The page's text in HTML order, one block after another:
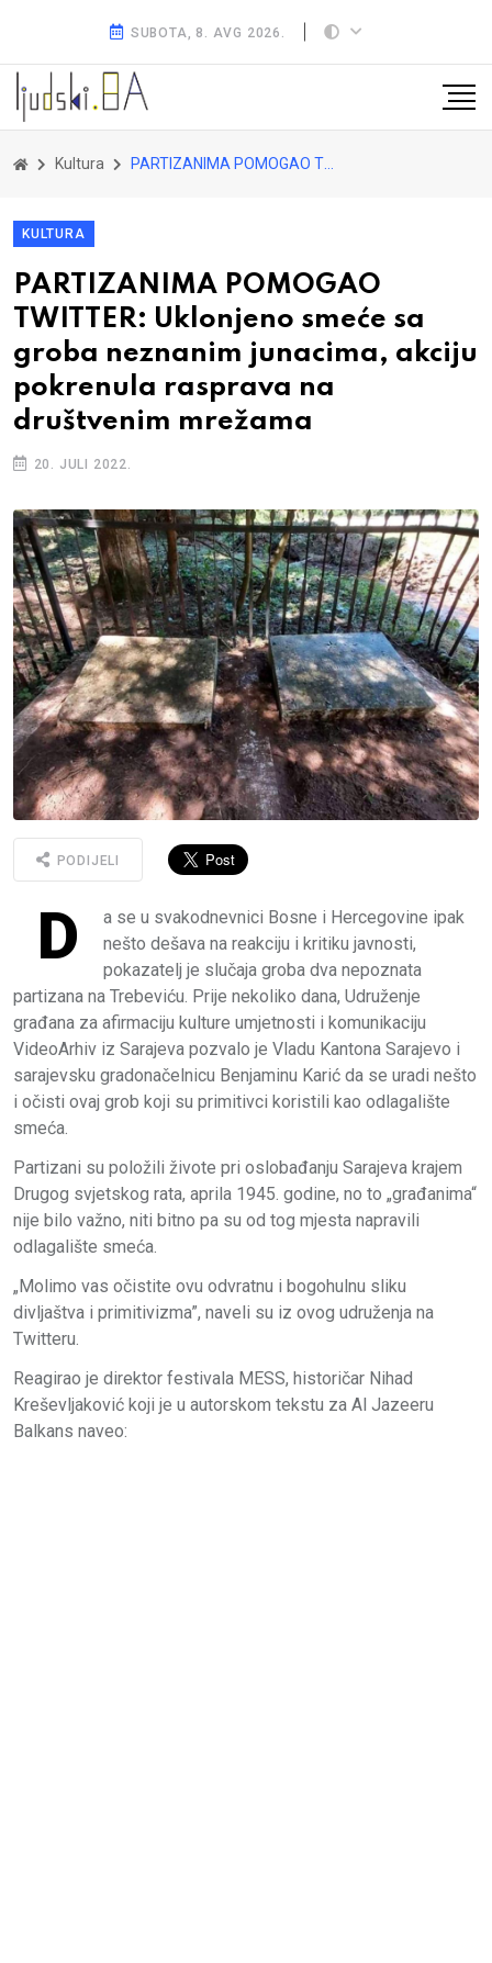
SUBOTA, 8. AVG 2026.
Kultura PARTIZANIMA POMOGAO TWITTER: Uklonjeno smeće sa groba neznanim junacima, akciju pokrenula rasprava na društvenim mrežama
KULTURA
PARTIZANIMA POMOGAO
TWITTER: Uklonjeno smeće sa
groba neznanim junacima, akciju
pokrenula rasprava na
društvenim mrežama
20. JULI 2022.
PODIJELI
D
a se u svakodnevnici Bosne i Hercegovine ipak
nešto dešava na reakciju i kritiku javnosti,
pokazatelj je slučaja groba dva nepoznata
partizana na Trebeviću. Prije nekoliko dana, Udruženje
građana za afirmaciju kulture umjetnosti i komunikaciju
VideoArhiv iz Sarajeva pozvalo je Vladu Kantona Sarajevo i
sarajevsku gradonačelnicu Benjaminu Karić da se uradi nešto
i očisti ovaj grob koji su primitivci koristili kao odlagalište
smeća.
Partizani su položili živote pri oslobađanju Sarajeva krajem
Drugog svjetskog rata, aprila 1945. godine, no to „građanima“
nije bilo važno, niti bitno pa su od tog mjesta napravili
odlagalište smeća.
„Molimo vas očistite ovu odvratnu i bogohulnu sliku
divljaštva i primitivizma”, naveli su iz ovog udruženja na
Twitteru.
Reagirao je direktor festivala MESS, historičar Nihad
Kreševljaković koji je u autorskom tekstu za Al Jazeeru
Balkans naveo: